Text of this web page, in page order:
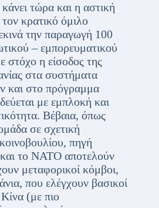
τώρα και η αστική
κρατικό όμιλο
την παραγωγή 100
– εμπορευματικού
στόχο η είσοδος της
στα συστήματα
και στο πρόγραμμα
με εμπλοκή και
Βέβαια, όπως
σε σχετική
πηγή
το ΝΑΤΟ αποτελούν
μεταφορικοί κόμβοι,
που ελέγχουν βασικοί
(με πιο